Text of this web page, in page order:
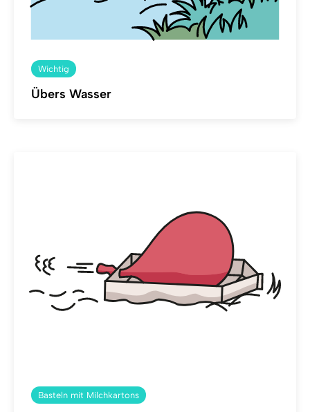
Wichtig
Übers Wasser
Basteln mit Milchkartons